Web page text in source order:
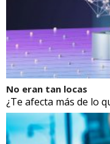
No eran tan locas
¿Te afecta más de lo